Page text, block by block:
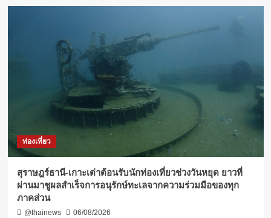
ท่องเที่ยว
สุราษฎร์ธานี-เกาะเต่าต้อนรับนักท่องเที่ยวช่วงวันหยุด ยาวที่
ผ่านมาชูผลสำเร็จการอนุรักษ์ทะเลจากความร่วมมือของทุก
ภาคส่วน
@thainews 06/08/2026